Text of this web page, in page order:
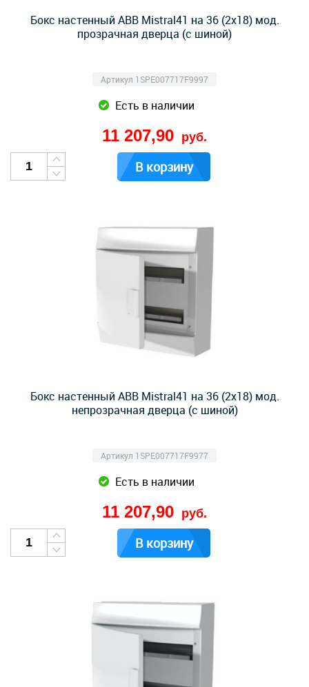
Бокс настенный ABB Mistral41 на 36 (2x18) мод.
прозрачная дверца (с шиной)
Артикул 1SPE007717F9997
Есть в наличии
11 207,90 руб.
В корзину
Бокс настенный ABB Mistral41 на 36 (2x18) мод.
непрозрачная дверца (с шиной)
Артикул 1SPE007717F9977
Есть в наличии
11 207,90 руб.
В корзину